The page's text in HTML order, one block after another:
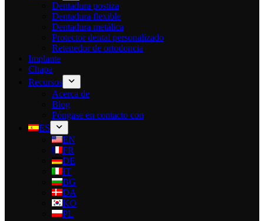
Dentadura postiza
Dentadura flexible
Dentadura metálica
Protector dental personalizado
Retenedor de ortodoncia
Implante
Chapa
Recursos
Acerca de
Blog
Póngase en contacto con
ES
EN
FR
DE
IT
BG
DA
KO
PL